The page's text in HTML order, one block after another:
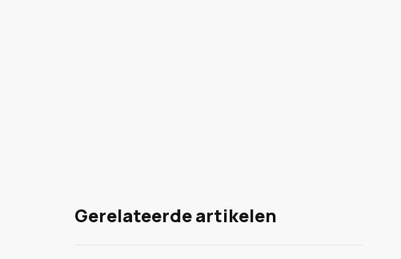
Gerelateerde artikelen